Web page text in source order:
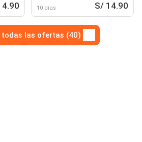
10 días S/ 14.90
las ofertas (40)